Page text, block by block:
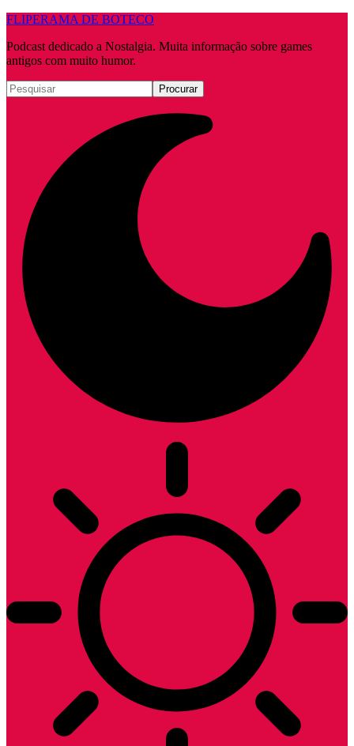
FLIPERAMA DE BOTECO
Podcast dedicado a Nostalgia. Muita informação sobre games
antigos com muito humor.